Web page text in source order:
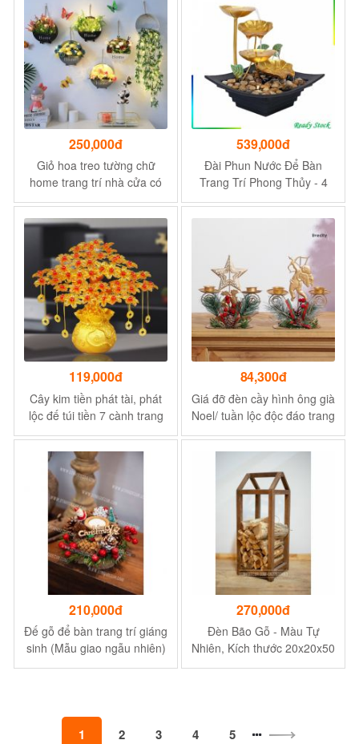
250,000đ
Giỏ hoa treo tường chữ
home trang trí nhà cửa có
kèm hoa,đèn và các phụ
kiện khác
539,000đ
Đài Phun Nước Để Bàn
Trang Trí Phong Thủy - 4
Tầng Thác Nước
119,000đ
Cây kim tiền phát tài, phát
lộc đế túi tiền 7 cành trang
trí trong nhà ngày tết
84,300đ
Giá đỡ đèn cầy hình ông già
Noel/ tuần lộc độc đáo trang
trí bàn làm việc
210,000đ
Đế gỗ để bàn trang trí giáng
sinh (Mẫu giao ngẫu nhiên)
- Lát gỗ khô tự nhiên
270,000đ
Đèn Bão Gỗ - Màu Tự
Nhiên, Kích thước 20x20x50
cm - Dùng Trang Trí Nhà
1 2 3 4 5